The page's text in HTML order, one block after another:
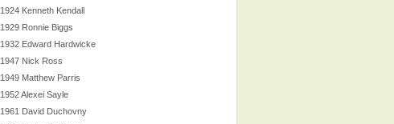
1924 Kenneth Kendall
1929 Ronnie Biggs
1932 Edward Hardwicke
1947 Nick Ross
1949 Matthew Parris
1952 Alexei Sayle
1961 David Duchovny